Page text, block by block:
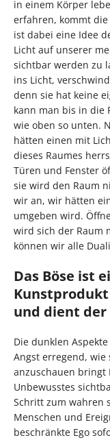
in einem Körper
erfahren, kommt
ist dabei eine Idee
Licht auf unserer
sichtbar werden zu
ins Licht,
denn sie hat keine
kann man bis in die
wie oben so unten.
hätten einen mit
dieses Raumes
Türen und Fenster
sie wird den Raum
wir an, wir hätten
umgeben wird.
wird sich der Raum
können wir alle
Das Böse ist
und dient der
Die dunklen
Angst erregend, wie
anzuschauen bringt
Unbewusstes
Schritt zum wahren
Menschen und
beschränkte Ego